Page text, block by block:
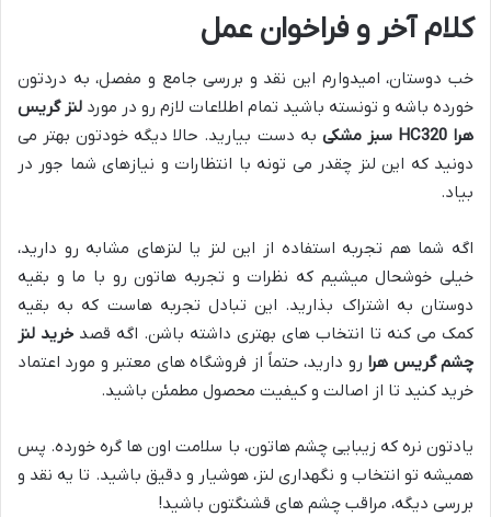
کلام آخر و فراخوان عمل
خب دوستان، امیدوارم این نقد و بررسی جامع و مفصل، به دردتون
خورده باشه و تونسته باشید تمام اطلاعات لازم رو در مورد لنز گریس
هرا HC320 سبز مشکی
به دست بیارید. حالا دیگه خودتون بهتر می
دونید که این لنز چقدر می تونه با انتظارات و نیازهای شما جور در
بیاد.
اگه شما هم تجربه استفاده از این لنز یا لنزهای مشابه رو دارید،
خیلی خوشحال میشیم که نظرات و تجربه هاتون رو با ما و بقیه
دوستان به اشتراک بذارید. این تبادل تجربه هاست که به بقیه
کمک می کنه تا انتخاب های بهتری داشته باشن. اگه قصد خرید لنز
چشم گریس هرا رو دارید، حتماً از فروشگاه های معتبر و مورد اعتماد
خرید کنید تا از اصالت و کیفیت محصول مطمئن باشید.
یادتون نره که زیبایی چشم هاتون، با سلامت اون ها گره خورده. پس
همیشه تو انتخاب و نگهداری لنز، هوشیار و دقیق باشید. تا یه نقد و
بررسی دیگه، مراقب چشم های قشنگتون باشید!